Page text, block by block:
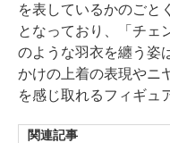
を表しているかのごと
となっており、「チェ
のような羽衣を纏う姿
かけの上着の表現やニ
を感じ取れるフィギュ
関連記事